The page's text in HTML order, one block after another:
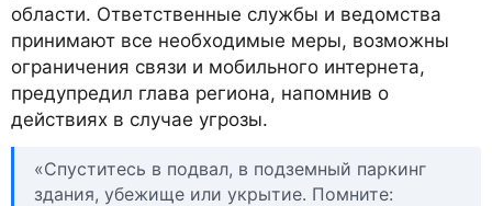
области. Ответственные службы и ведомства
принимают все необходимые меры, возможны
ограничения связи и мобильного интернета,
предупредил глава региона, напомнив о
действиях в случае угрозы.
«Спуститесь в подвал, в подземный паркинг
здания, убежище или укрытие. Помните: